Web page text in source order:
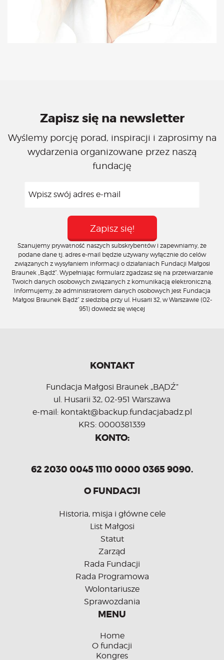
Zapisz się na newsletter
Wyślemy porcję porad, inspiracji i zaprosimy na
wydarzenia organizowane przez naszą
fundację
Szanujemy prywatność naszych subskrybentów i zapewniamy, że
podane dane tj. adres e-mail będzie używany wyłącznie do celów
związanych z wysyłaniem informacji o działaniach Fundacji Małgosi
Braunek „Bądź”. Wypełniając formularz zgadzasz się na przetwarzanie
Twoich danych osobowych związanych z komunikacją elektroniczną.
Informujemy, że administratorem danych osobowych jest Fundacja
Małgosi Braunek Bądź” z siedzibą przy ul. Husarii 32, w Warszawie (02-
951) dowiedz się więcej
KONTAKT
Fundacja Małgosi Braunek „BĄDŹ”
ul. Husarii 32, 02-951 Warszawa
e-mail: kontakt@backup.fundacjabadz.pl
KRS: 0000381339
KONTO:
62 2030 0045 1110 0000 0365 9090.
O FUNDACJI
Historia, misja i główne cele
List Małgosi
Statut
Zarząd
Rada Fundacji
Rada Programowa
Wolontariusze
Sprawozdania
MENU
Home
O fundacji
Kongres